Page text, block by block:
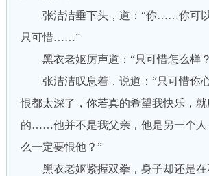
张洁洁垂下头，道：“你……你可以
只可惜……”
黑衣老妪厉声道：“只可惜怎么样
张洁洁叹息着，说道：“只可惜你
恨都太深了，你若真的希望我快乐，
的……他并不是我父亲，他是另一个
么一定要恨他？”
黑衣老妪紧握双拳，身子却还是在